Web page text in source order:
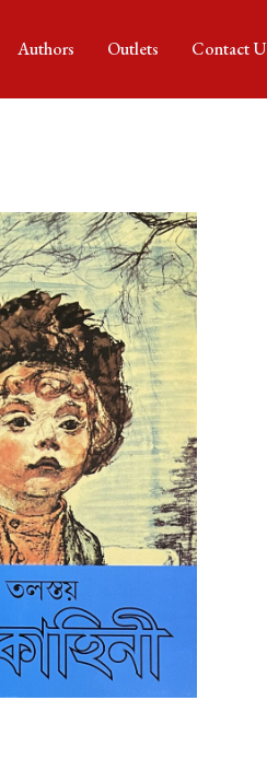
Authors Outlets Contact